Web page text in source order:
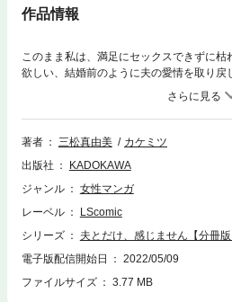
作品情報
このまま私は、満足にセックスできずに
欲しい、結婚前のように夫の愛情を取り戻
い……妻が夫に求めるものは何か？産後に
てもはぐらかされ続け、女としての自信す
れない」未央。独りよがりで乱暴なセック
存在にすら嫌気がさしている「夫の行為に
けでは満足を感じられない」成海。「夫と
ながら日常生活を送る、主婦たちの群像劇
著者 三松真由美
カケミツ
出版社
KADOKAWA
ジャンル
女性マンガ
レーベル
LScomic
シリーズ
夫とだけ、感じません【分冊版
電子版配信開始日
2022/05/09
ファイルサイズ
3.77 MB